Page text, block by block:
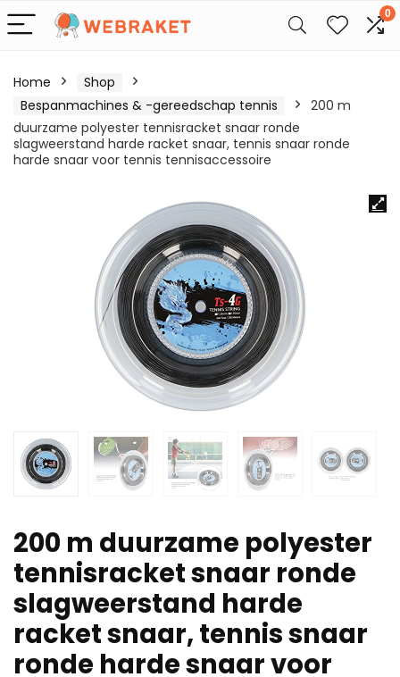
0
Home
Shop
Bespanmachines & -gereedschap tennis
200 m
duurzame polyester tennisracket snaar ronde
slagweerstand harde racket snaar, tennis snaar ronde
harde snaar voor tennis tennisaccessoire
200 m duurzame polyester
tennisracket snaar ronde
slagweerstand harde
racket snaar, tennis snaar
ronde harde snaar voor